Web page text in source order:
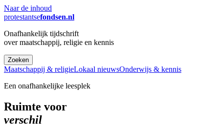
Naar de inhoud
protestantsefondsen.nl
Onafhankelijk tijdschrift
over maatschappij, religie en kennis
Zoeken
Maatschappij & religieLokaal nieuwsOnderwijs & kennis
Een onafhankelijke leesplek
Ruimte voor
verschil